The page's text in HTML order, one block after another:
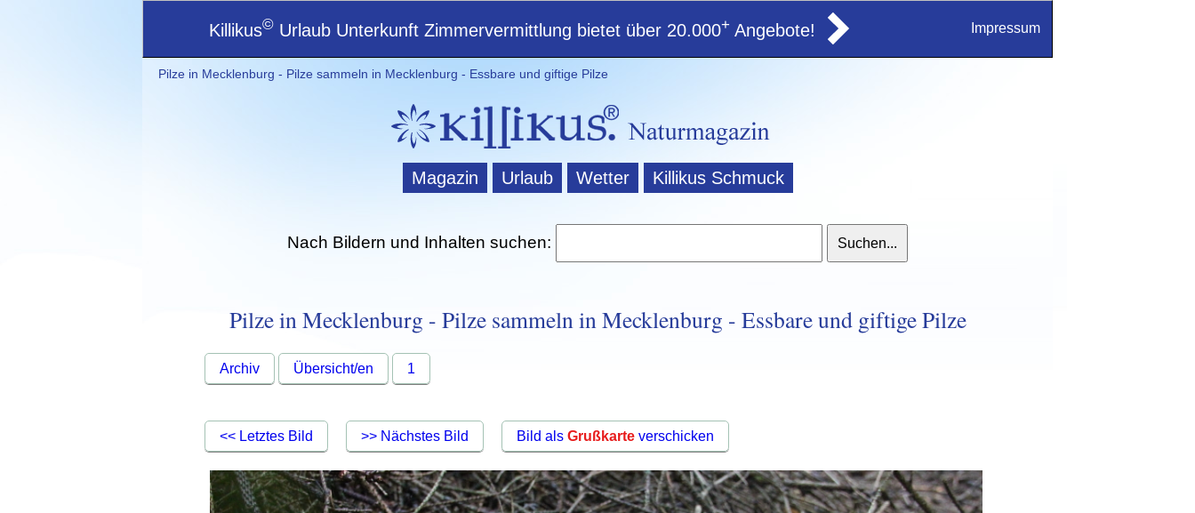
Killikus© Urlaub Unterkunft Zimmervermittlung bietet über 20.000+ Angebote! Impressum
Pilze in Mecklenburg - Pilze sammeln in Mecklenburg - Essbare und giftige Pilze
Magazin Urlaub Wetter Killikus Schmuck
Nach Bildern und Inhalten suchen:
Pilze in Mecklenburg - Pilze sammeln in Mecklenburg - Essbare und giftige Pilze
Archiv Übersicht/en 1
<< Letztes Bild >> Nächstes Bild Bild als Grußkarteverschicken